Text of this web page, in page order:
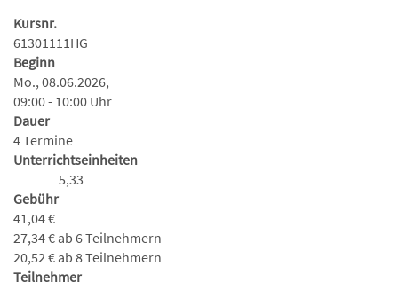
Kursnr.
61301111HG
Beginn
Mo., 08.06.2026,
09:00 - 10:00 Uhr
Dauer
4 Termine
Unterrichtseinheiten
5,33
Gebühr
41,04 €
27,34 € ab 6 Teilnehmern
20,52 € ab 8 Teilnehmern
Teilnehmer